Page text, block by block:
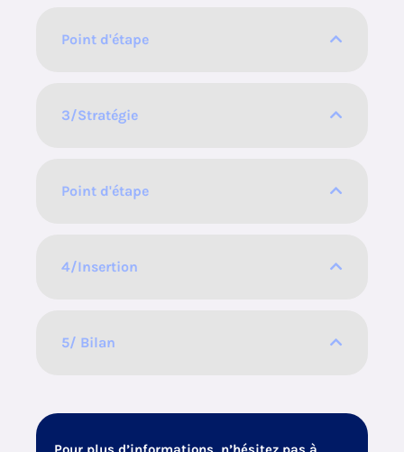
Point d'étape
3/Stratégie
Point d'étape
4/Insertion
5/ Bilan